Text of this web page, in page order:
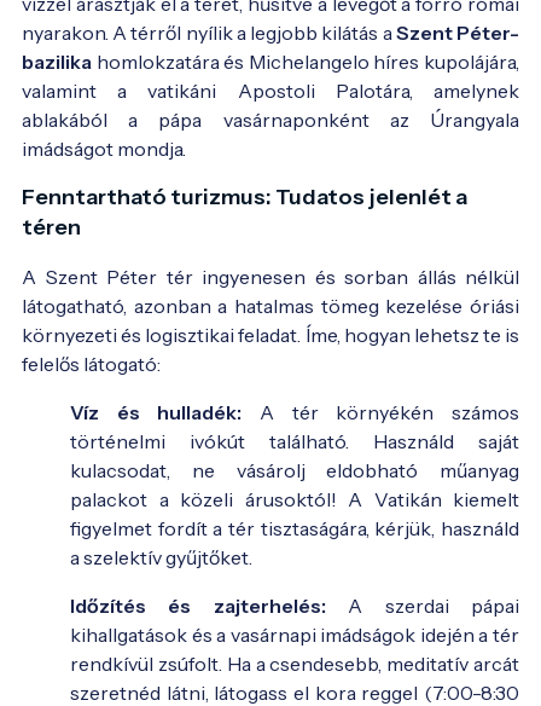
nyarakon. A térről nyílik a legjobb kilátás a Szent Péter-
bazilika homlokzatára és Michelangelo híres kupolájára,
valamint a vatikáni Apostoli Palotára, amelynek
ablakából a pápa vasárnaponként az Úrangyala
imádságot mondja.
Fenntartható turizmus: Tudatos jelenlét a
téren
A Szent Péter tér ingyenesen és sorban állás nélkül
látogatható, azonban a hatalmas tömeg kezelése óriási
környezeti és logisztikai feladat. Íme, hogyan lehetsz te is
felelős látogató:
Víz és hulladék: A tér környékén számos
történelmi ivókút található. Használd saját
kulacsodat, ne vásárolj eldobható műanyag
palackot a közeli árusoktól! A Vatikán kiemelt
figyelmet fordít a tér tisztaságára, kérjük, használd
a szelektív gyűjtőket.
Időzítés és zajterhelés: A szerdai pápai
kihallgatások és a vasárnapi imádságok idején a tér
rendkívül zsúfolt. Ha a csendesebb, meditatív arcát
szeretnéd látni, látogass el kora reggel (7:00-8:30